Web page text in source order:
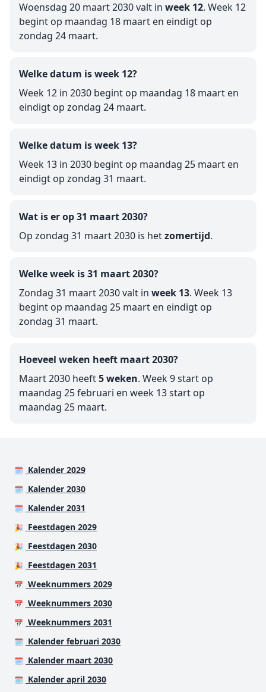
Woensdag 20 maart 2030 valt in week 12. Week 12
begint op maandag 18 maart en eindigt op
zondag 24 maart.
Welke datum is week 12?
Week 12 in 2030 begint op maandag 18 maart en
eindigt op zondag 24 maart.
Welke datum is week 13?
Week 13 in 2030 begint op maandag 25 maart en
eindigt op zondag 31 maart.
Wat is er op 31 maart 2030?
Op zondag 31 maart 2030 is hetzomertijd.
Welke week is 31 maart 2030?
Zondag 31 maart 2030 valt in week 13. Week 13
begint op maandag 25 maart en eindigt op
zondag 31 maart.
Hoeveel weken heeft maart 2030?
Maart 2030 heeft5 weken. Week 9 start op
maandag 25 februari en week 13 start op
maandag 25 maart.
🗓️ Kalender 2029
🗓️ Kalender 2030
🗓️ Kalender 2031
🎉 Feestdagen 2029
🎉 Feestdagen 2030
🎉 Feestdagen 2031
📅 Weeknummers 2029
📅 Weeknummers 2030
📅 Weeknummers 2031
🗓️ Kalender februari 2030
🗓️ Kalender maart 2030
🗓️ Kalender april 2030